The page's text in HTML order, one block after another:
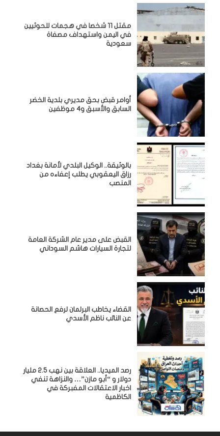
مقتل 11 شخصا في هجمات للحوثيين
في اليمن واستهداف مصفاة
سعودية
أوامر قبض بحق مديري بلدية الخضر
السابق والأسبق و4 موظفين
بالوثيقة.. الوكيل البلدي لأمانة بغداد
رزاق اليعقوبي يطلب إعفاءه من
المنصب
القبض على مدير عام الشركة العامة
لتجارة السيارات هاشم السوداني
القضاء يخاطب البرلمان لرفع الحصانة
عن النائب ناظم الأسدي
رصد الميديا.. العلاقة بين نهب 2.5 مليار
دولار و “أبو مازن”… والنزاهة تنفي
اخبار الاعتقالات المفبركة في
الكاظمية